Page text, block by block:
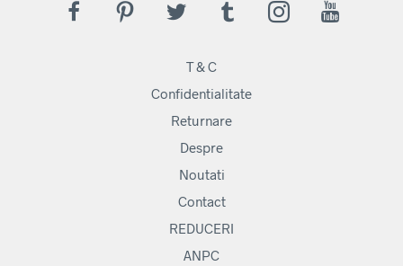
în
pagina
T & C
Confidentialitate
Returnare
Despre
Noutati
Contact
REDUCERI
ANPC